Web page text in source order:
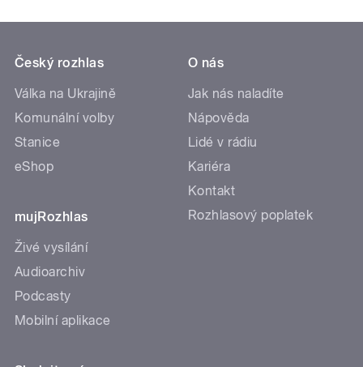
Český rozhlas
Válka na Ukrajině
Komunální volby
Stanice
eShop
mujRozhlas
Živé vysílání
Audioarchiv
Podcasty
Mobilní aplikace
O nás
Jak nás naladíte
Nápověda
Lidé v rádiu
Kariéra
Kontakt
Rozhlasový poplatek